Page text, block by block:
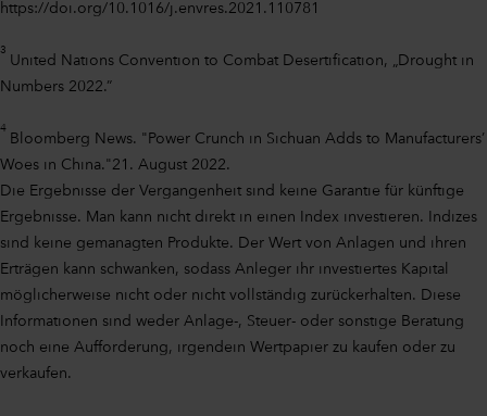
https://doi.org/10.1016/j.envres.2021.110781
3
United Nations Convention to Combat Desertification, „Drought in
Numbers 2022.”
4
Bloomberg News. "Power Crunch in Sichuan Adds to Manufacturers’
Woes in China."21. August 2022.
Die Ergebnisse der Vergangenheit sind keine Garantie für künftige
Ergebnisse. Man kann nicht direkt in einen Index investieren. Indizes
sind keine gemanagten Produkte. Der Wert von Anlagen und ihren
Erträgen kann schwanken, sodass Anleger ihr investiertes Kapital
möglicherweise nicht oder nicht vollständig zurückerhalten. Diese
Informationen sind weder Anlage-, Steuer- oder sonstige Beratung
noch eine Aufforderung, irgendein Wertpapier zu kaufen oder zu
verkaufen.